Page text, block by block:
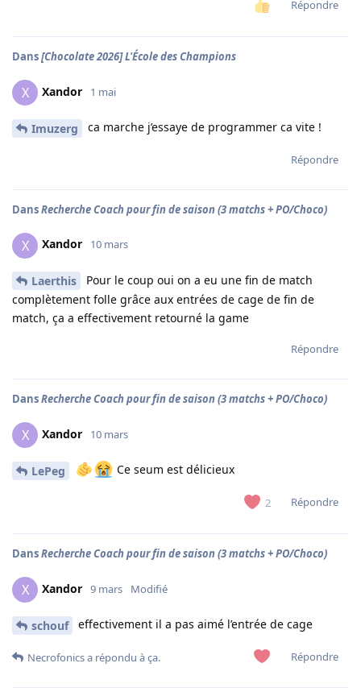
Répondre
Dans[Chocolate 2026] L'École des Champions
X Xandor 1 mai
Imuzerg ca marche j’essaye de programmer ca vite !
Répondre
DansRecherche Coach pour fin de saison (3 matchs + PO/Choco)
X Xandor 10 mars
Laerthis
Pour le coup oui on a eu une fin de match
complètement folle grâce aux entrées de cage de fin de
match, ça a effectivement retourné la game
Répondre
DansRecherche Coach pour fin de saison (3 matchs + PO/Choco)
X Xandor 10 mars
LePeg Ce seum est délicieux
2 Répondre
DansRecherche Coach pour fin de saison (3 matchs + PO/Choco)
X Xandor 9 mars Modifié
schouf effectivement il a pas aimé l’entrée de cage
Répondre
Necrofonicsa répondu à ça.